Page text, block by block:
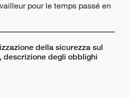
pour le temps passé en
della sicurezza sul
descrizione degli obblighi